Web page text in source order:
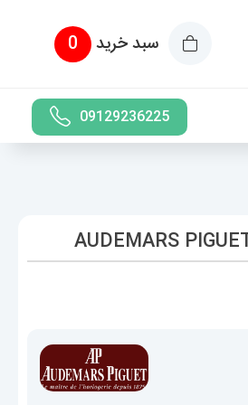
سبد خرید 0
09129236225